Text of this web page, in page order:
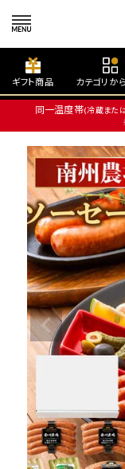
ギフト商品 カテゴリか
同一温度帯(冷蔵また